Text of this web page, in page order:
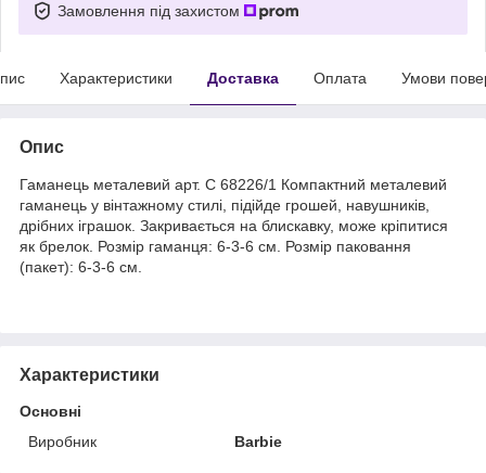
Замовлення під захистом
Характеристики Доставка Оплата Умови
Опис
Гаманець металевий арт. C 68226/1 Компактний металевий
гаманець у вінтажному стилі, підійде грошей, навушників,
дрібних іграшок. Закривається на блискавку, може кріпитися
як брелок. Розмір гаманця: 6-3-6 см. Розмір паковання
(пакет): 6-3-6 см.
Характеристики
Основні
Виробник
Barbie